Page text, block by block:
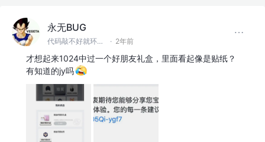
永无BUG
代码敲不好就环游世界！ · 2年前
才想起来1024中过一个好朋友礼盒，里面看起像是贴纸？
有知道的jy吗